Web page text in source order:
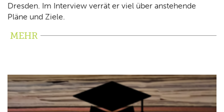
Dresden. Im Interview verrät er viel über anstehende
Pläne und Ziele.
MEHR